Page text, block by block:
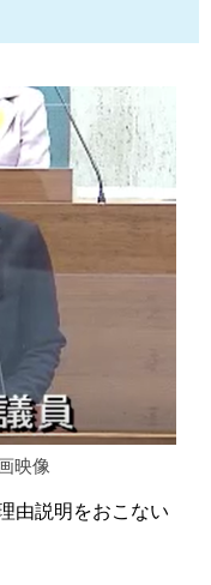
映像
由説明をおこない